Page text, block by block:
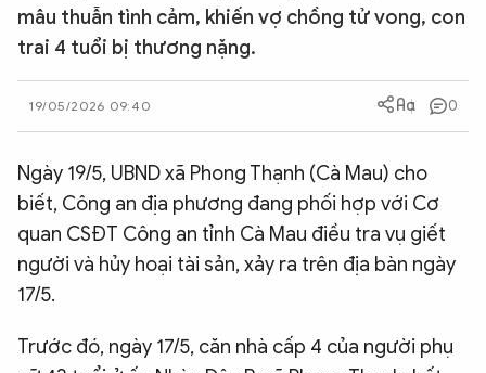
PHÁP LUẬT
CÔNG NGHỆ
QUỐC TẾ
mâu thuẫn tình cảm, khiến vợ chồng tử vong, con
trai 4 tuổi bị thương nặng.
19/05/2026 09:40 0
Ngày 19/5, UBND xã Phong Thạnh (Cà Mau) cho
biết, Công an địa phương đang phối hợp với Cơ
quan CSĐT Công an tỉnh Cà Mau điều tra vụ giết
người và hủy hoại tài sản, xảy ra trên địa bàn ngày
17/5.
Trước đó, ngày 17/5, căn nhà cấp 4 của người phụ